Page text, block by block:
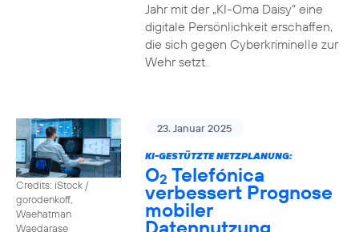
Jahr mit der „KI-Oma Daisy“ eine
digitale Persönlichkeit erschaffen,
die sich gegen Cyberkriminelle zur
Wehr setzt.
Credits: iStock /
gorodenkoff,
Waehatman
Waedarase
23. Januar 2025
KI-GESTÜTZTE NETZPLANUNG:
O2 Telefónica
verbessert Prognose
mobiler
Datennutzung